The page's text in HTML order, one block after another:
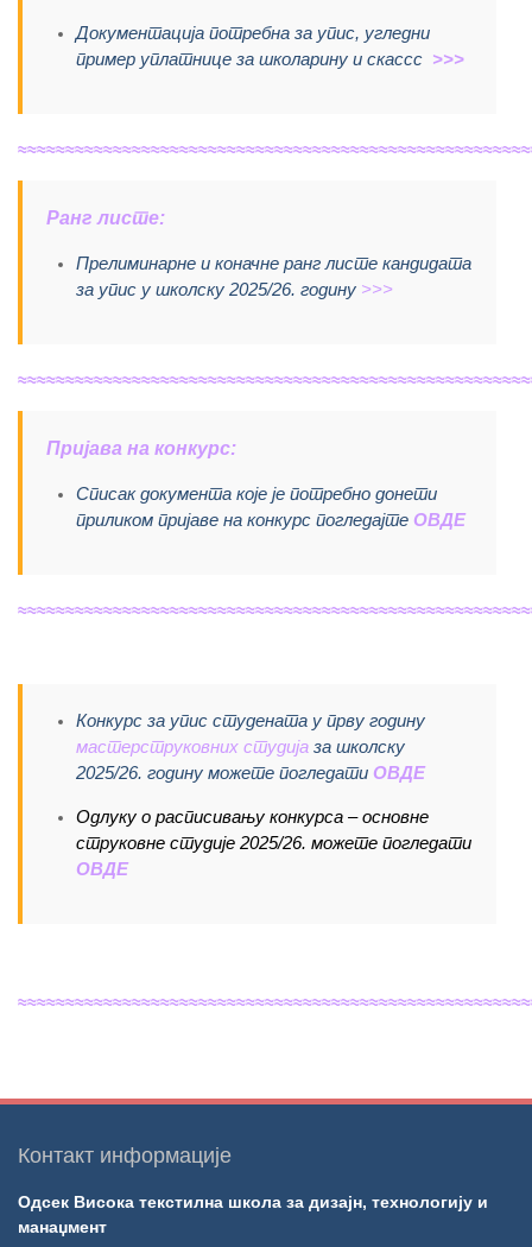
Документација потребна за упис, угледни
пример уплатнице за школарину и скассс >>>
Ранг листе:
Прелиминарне и коначне ранг листе кандидата
за упис у школску 2025/26. годину >>>
Пријава на конкурс:
Списак документа које је потребно донети
приликом пријаве на конкурс погледајте ОВДЕ
Конкурс за упис студената у прву годину
мастерструковних студија за школску
2025/26. годину можете погледати ОВДЕ
Одлуку о расписивању конкурса – основне
струковне студије 2025/26. можете погледати
ОВДЕ
Контакт информације
Одсек Висока текстилна школа за дизајн, технологију и
манаџмент